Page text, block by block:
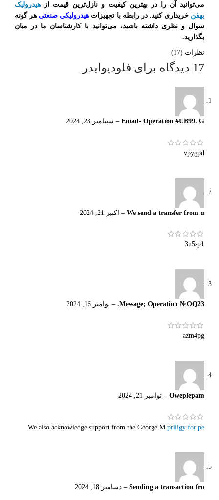
می‌توانید آن را در بهترین کیفیت و نازل‌ترین قیمت از هیدرولیک
بهفن خریداری کنید. در رابطه با تجهیزات هیدرولیکی صنعتی هر گونه
سوال و نظری داشته باشید، می‌توانید با کارشناسان ما در میان
بگذارید.
نظرات (17)
17 دیدگاه برای فلودیوایدر
Email- Operation #UB99. G
– سپتامبر 23, 2024
vpygpd
We send a transfer from u
– اکتبر 21, 2024
3u5sp1
Message; Operation №OQ23.
– نوامبر 16, 2024
azm4pg
Oweplepam
– نوامبر 21, 2024
We also acknowledge support from the George M priligy for pe
Sending a transaction fro
– دسامبر 18, 2024